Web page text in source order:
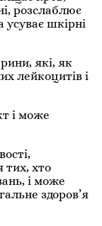
розслаблює
усуває шкірні
які, як
лейкоцитів і
і може
хто
і може
здоров’я